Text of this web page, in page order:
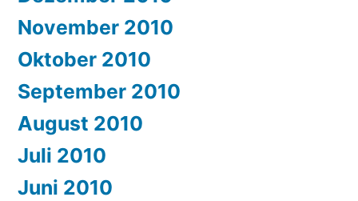
November 2010
Oktober 2010
September 2010
August 2010
Juli 2010
Juni 2010